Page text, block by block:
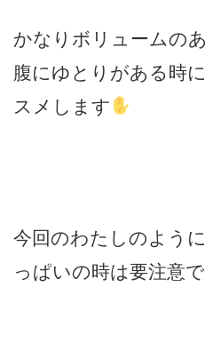
かなりボリュームの
腹にゆとりがある時
スメします
今回のわたしのよう
っぱいの時は要注意